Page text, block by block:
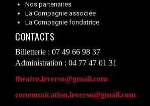
Nos partenaires
La Compagnie associée
La Compagnie fondatrice
CONTACTS
Billetterie : 07 49 66 98 37
Administration : 04 77 47 01 31
theatre.leverso@gmail.com
communication.leverso@gmail.com